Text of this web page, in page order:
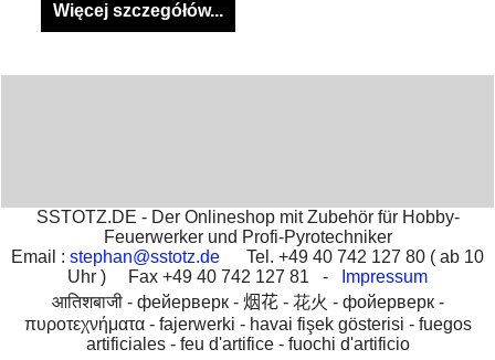
Więcej szczegółów...
SSTOTZ.DE - Der Onlineshop mit Zubehör für Hobby-
Feuerwerker und Profi-Pyrotechniker
Email : stephan@sstotz.de Tel. +49 40 742 127 80 ( ab 10
Uhr ) Fax +49 40 742 127 81 -
Impressum
आतिशबाजी - фейерверк - 烟花 - 花火 - фойерверк -
πυροτεχνήματα - fajerwerki - havai fişek gösterisi - fuegos
artificiales - feu d'artifice - fuochi d'artificio